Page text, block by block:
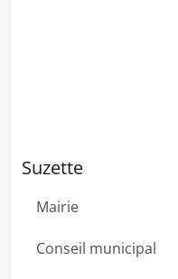
Suzette
Mairie
Conseil municipal